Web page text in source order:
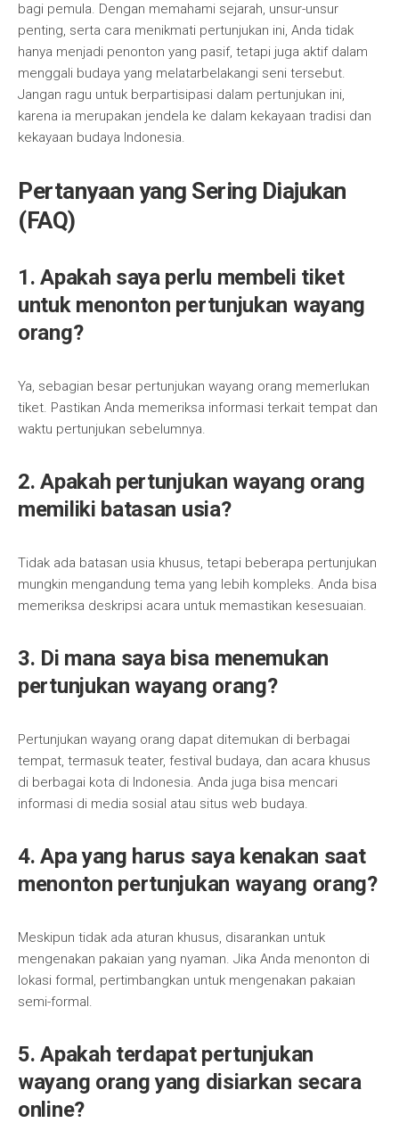
bagi pemula. Dengan memahami sejarah, unsur-unsur
penting, serta cara menikmati pertunjukan ini, Anda tidak
hanya menjadi penonton yang pasif, tetapi juga aktif dalam
menggali budaya yang melatarbelakangi seni tersebut.
Jangan ragu untuk berpartisipasi dalam pertunjukan ini,
karena ia merupakan jendela ke dalam kekayaan tradisi dan
kekayaan budaya Indonesia.
Pertanyaan yang Sering Diajukan
(FAQ)
1. Apakah saya perlu membeli tiket
untuk menonton pertunjukan wayang
orang?
Ya, sebagian besar pertunjukan wayang orang memerlukan
tiket. Pastikan Anda memeriksa informasi terkait tempat dan
waktu pertunjukan sebelumnya.
2. Apakah pertunjukan wayang orang
memiliki batasan usia?
Tidak ada batasan usia khusus, tetapi beberapa pertunjukan
mungkin mengandung tema yang lebih kompleks. Anda bisa
memeriksa deskripsi acara untuk memastikan kesesuaian.
3. Di mana saya bisa menemukan
pertunjukan wayang orang?
Pertunjukan wayang orang dapat ditemukan di berbagai
tempat, termasuk teater, festival budaya, dan acara khusus
di berbagai kota di Indonesia. Anda juga bisa mencari
informasi di media sosial atau situs web budaya.
4. Apa yang harus saya kenakan saat
menonton pertunjukan wayang orang?
Meskipun tidak ada aturan khusus, disarankan untuk
mengenakan pakaian yang nyaman. Jika Anda menonton di
lokasi formal, pertimbangkan untuk mengenakan pakaian
semi-formal.
5. Apakah terdapat pertunjukan
wayang orang yang disiarkan secara
online?